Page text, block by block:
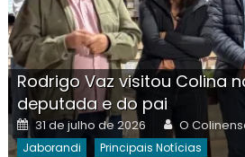
Rodrigo Vaz visitou Colina
deputada e do pai
Posted
on
31 de julho de 2026 Author
O
Jaborandi Principais Notícias